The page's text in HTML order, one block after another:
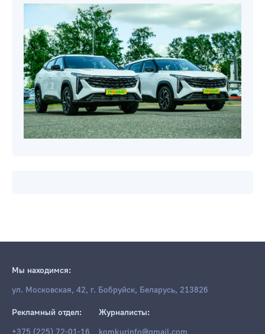
Мы находимся:
ул. Московская, 42, г. Бобруйск, Беларусь, 213826
Рекламный отдел:
Журналисты: